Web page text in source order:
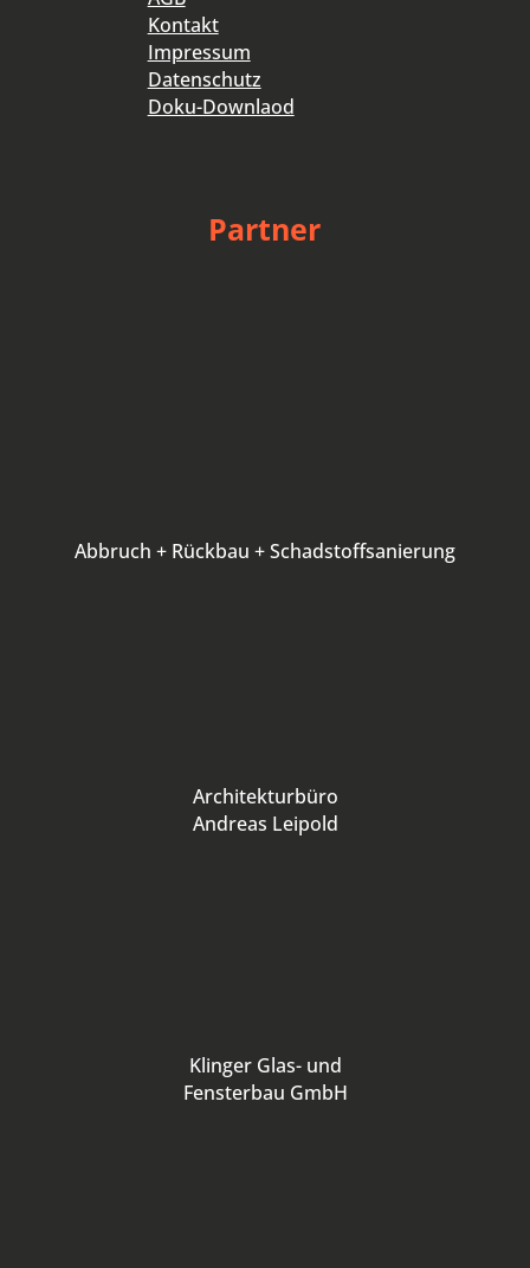
Kontakt
Impressum
Datenschutz
Doku-Downlaod
Partner
Abbruch + Rückbau + Schadstoffsanierung
Architekturbüro
Andreas Leipold
Klinger Glas- und
Fensterbau GmbH